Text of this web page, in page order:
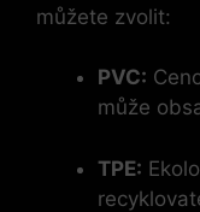
můžete zvolit:
PVC:
může
TPE: